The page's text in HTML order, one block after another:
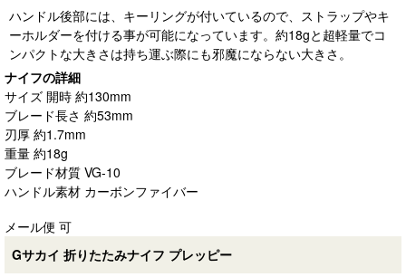
ハンドル後部には、キーリングが付いているので、ストラップやキ
ーホルダーを付ける事が可能になっています。約18gと超軽量でコ
ンパクトな大きさは持ち運ぶ際にも邪魔にならない大きさ。
ナイフの詳細
サイズ 開時 約130mm
ブレード長さ 約53mm
刃厚 約1.7mm
重量 約18g
ブレード材質 VG-10
ハンドル素材 カーボンファイバー
メール便 可
Gサカイ 折りたたみナイフ プレッピー